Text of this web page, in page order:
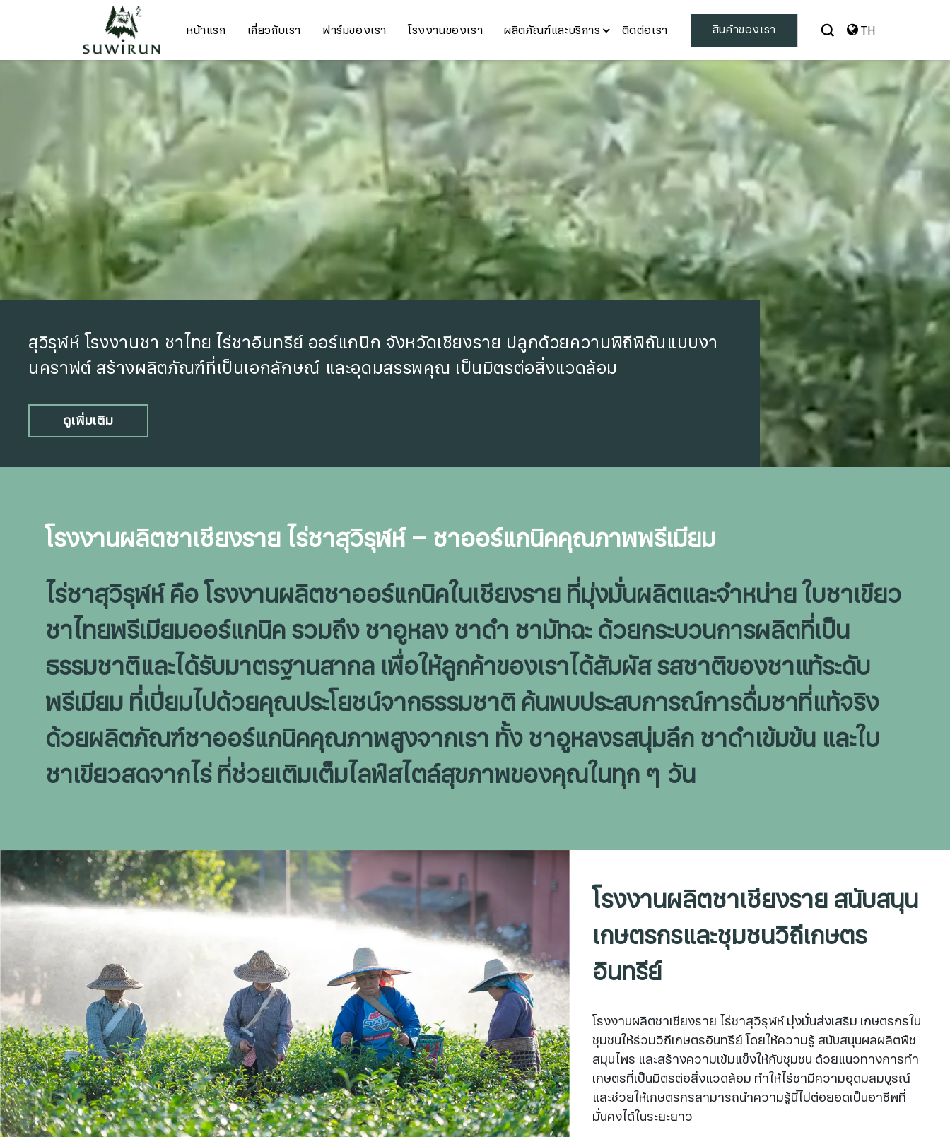
หน้าแรก เกี่ยวกับเรา ฟาร์มของเรา โรงงานของเรา ผลิตภัณฑ์และบริการ ติดต่อเรา สินค้าของเรา TH
สุวิรุฬห์ โรงงานชา ชาไทย ไร่ชาอินทรีย์ ออร์แกนิก จังหวัดเชียงราย ปลูกด้วยความพิถีพิถันแบบงา
นคราฟต์ สร้างผลิตภัณฑ์ที่เป็นเอกลักษณ์ และอุดมสรรพคุณ เป็นมิตรต่อสิ่งแวดล้อม
ดูเพิ่มเติม
โรงงานผลิตชาเชียงราย ไร่ชาสุวิรุฬห์ – ชาออร์แกนิคคุณภาพพรีเมียม
ไร่ชาสุวิรุฬห์ คือ โรงงานผลิตชาออร์แกนิคในเชียงราย ที่มุ่งมั่นผลิตและจำหน่าย ใบชาเขียว
ชาไทยพรีเมียมออร์แกนิค รวมถึง ชาอูหลง ชาดำ ชามัทฉะ ด้วยกระบวนการผลิตที่เป็น
ธรรมชาติและได้รับมาตรฐานสากล เพื่อให้ลูกค้าของเราได้สัมผัส รสชาติของชาแท้ระดับ
พรีเมียม ที่เปี่ยมไปด้วยคุณประโยชน์จากธรรมชาติ ค้นพบประสบการณ์การดื่มชาที่แท้จริง
ด้วยผลิตภัณฑ์ชาออร์แกนิคคุณภาพสูงจากเรา ทั้ง ชาอูหลงรสนุ่มลึก ชาดำเข้มข้น และใบ
ชาเขียวสดจากไร่ ที่ช่วยเติมเต็มไลฟ์สไตล์สุขภาพของคุณในทุก ๆ วัน
โรงงานผลิตชาเชียงราย สนับสนุน
เกษตรกรและชุมชนวิถีเกษตร
อินทรีย์
โรงงานผลิตชาเชียงราย ไร่ชาสุวิรุฬห์ มุ่งมั่นส่งเสริม เกษตรกรใน
ชุมชนให้ร่วมวิถีเกษตรอินทรีย์ โดยให้ความรู้ สนับสนุนผลผลิตพืช
สมุนไพร และสร้างความเข้มแข็งให้กับชุมชน ด้วยแนวทางการทำ
เกษตรที่เป็นมิตรต่อสิ่งแวดล้อม ทำให้ไร่ชามีความอุดมสมบูรณ์
และช่วยให้เกษตรกรสามารถนำความรู้นี้ไปต่อยอดเป็นอาชีพที่
มั่นคงได้ในระยะยาว